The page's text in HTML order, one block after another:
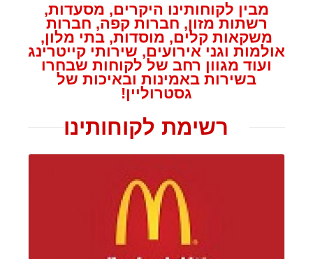
מבין לקוחותינו היקרים, מסעדות,
רשתות מזון, חברות קפה, חברות
משקאות קלים, מוסדות, בתי מלון,
אולמות וגני אירועים, שירותי קייטרינג
ועוד מגוון רחב של לקוחות שבחרו
בשירות באמינות ובאיכות של
גסטרוליין!
רשימת לקוחותינו